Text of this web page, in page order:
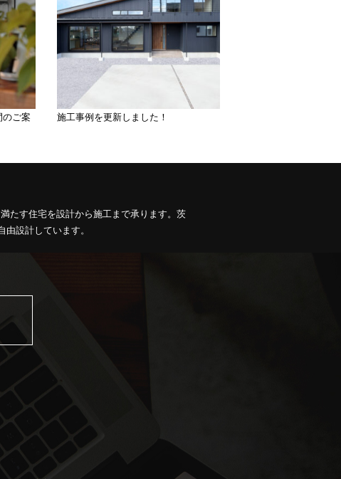
ご案
施工事例を更新しました！
たす住宅を設計から施工まで承ります。茨
設計しています。